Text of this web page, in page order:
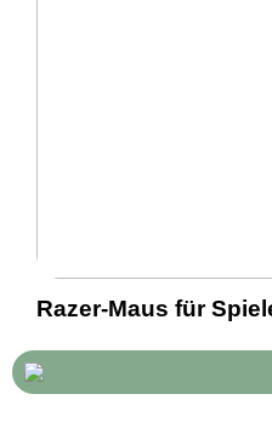
Razer-Maus für